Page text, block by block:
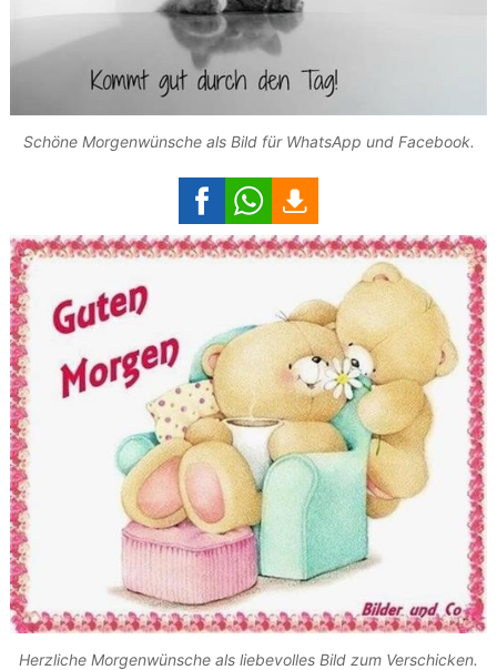
Schöne Morgenwünsche als Bild für WhatsApp und Facebook.
Herzliche Morgenwünsche als liebevolles Bild zum Verschicken.